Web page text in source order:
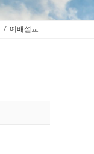
예배설교